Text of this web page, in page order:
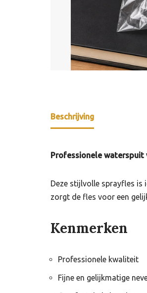
Beschrijving
Professionele waterspuit
Deze stijlvolle sprayfles is
zorgt de fles voor een
Kenmerken
Professionele kwaliteit
Fijne en gelijkmatige